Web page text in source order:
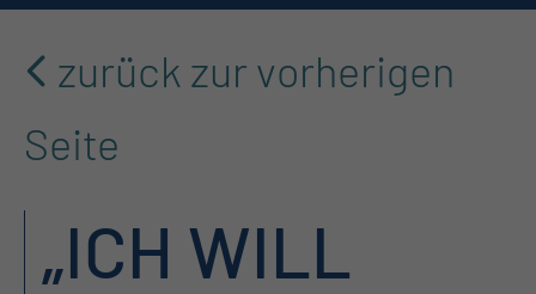
zurück zur vorherigen
Seite
„ICH WILL